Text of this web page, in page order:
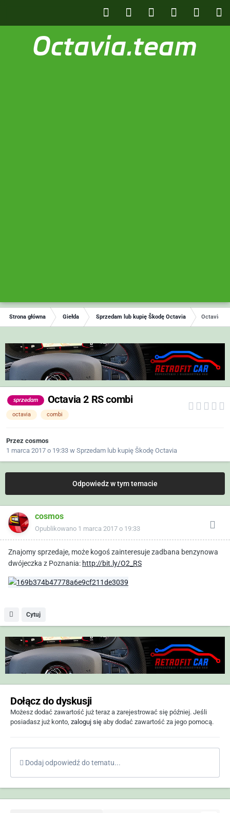
Octavia.team
Strona główna Giełda Sprzedam lub kupię Škodę Octavia Octavia 2
sprzedam Octavia 2 RS combi
octavia combi
Przez cosmos
1 marca 2017 o 19:33 w Sprzedam lub kupię Škodę Octavia
Odpowiedz w tym temacie
cosmos
Opublikowano 1 marca 2017 o 19:33
Znajomy sprzedaje, może kogoś zainteresuje zadbana benzynowa
dwójeczka z Poznania: http://bit.ly/O2_RS
Cytuj
Dołącz do dyskusji
Możesz dodać zawartość już teraz a zarejestrować się później. Jeśli
posiadasz już konto, zaloguj się aby dodać zawartość za jego pomocą.
Dodaj odpowiedź do tematu...